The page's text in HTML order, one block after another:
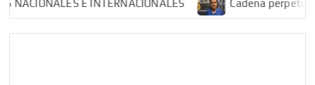
E INTERNACIONALES Cadena perpetua